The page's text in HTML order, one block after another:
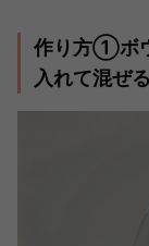
作り方①ボ
入れて混ぜる